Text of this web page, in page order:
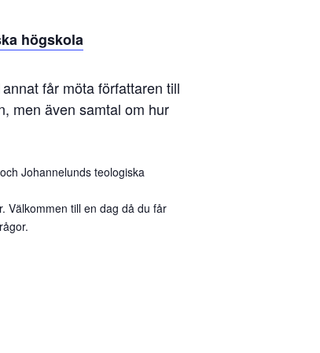
högskola
får möta författaren till
men även samtal om hur
Johannelunds teologiska
Välkommen till en dag då du får